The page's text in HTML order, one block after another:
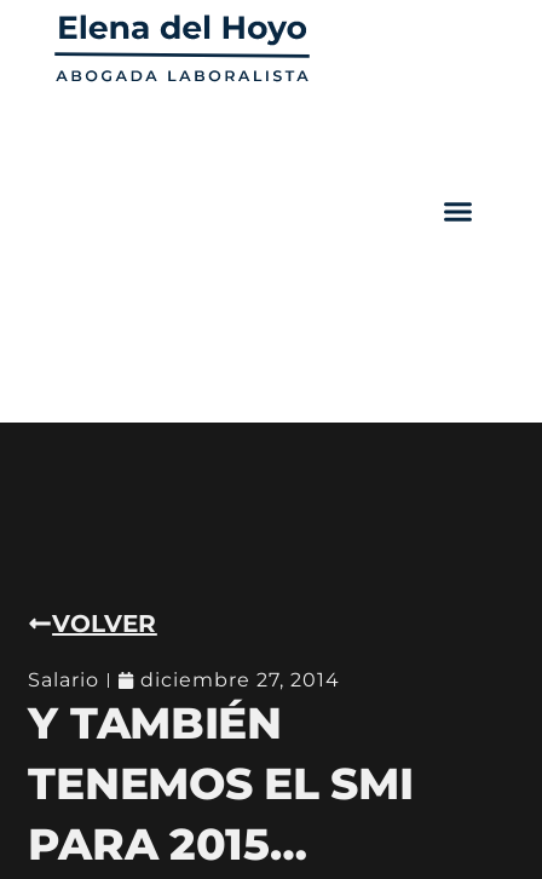
VOLVER
Salario diciembre 27, 2014
Y TAMBIÉN
TENEMOS EL SMI
PARA 2015…